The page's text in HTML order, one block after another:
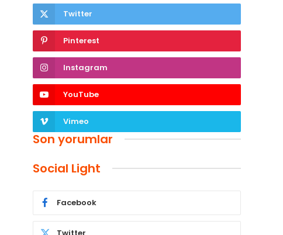
Twitter
Pinterest
Instagram
YouTube
Vimeo
Son yorumlar
Social Light
Facebook